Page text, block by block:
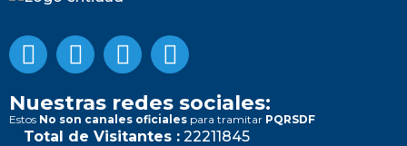
Nuestras redes sociales:
Estos No son canales oficiales para tramitar PQRSDF
Total de Visitantes : 22211845